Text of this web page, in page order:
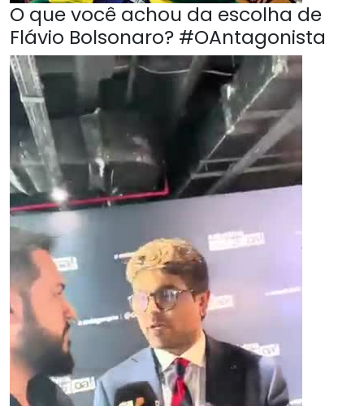
O que você achou da escolha de
Flávio Bolsonaro? #OAntagonista